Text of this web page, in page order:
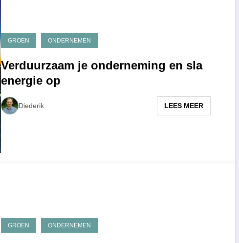
GROEN ONDERNEMEN
Verduurzaam je onderneming en sla
energie op
Diederik LEES MEER
GROEN ONDERNEMEN